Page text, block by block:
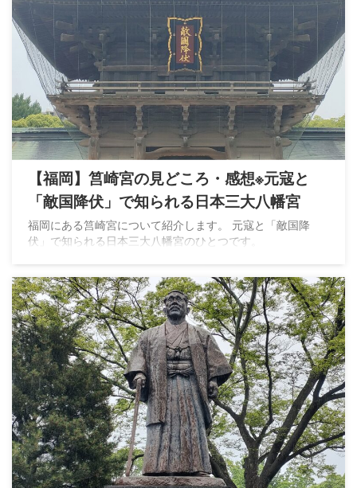
【福岡】筥崎宮の見どころ・感想※元寇と
「敵国降伏」で知られる日本三大八幡宮
福岡にある筥崎宮について紹介します。 元寇と「敵国降
伏」で知られる日本三大八幡宮のひとつです。